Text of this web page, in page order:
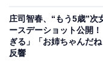
庄司智春、“もう5歳”次
ースデーショット公開
ぎる」「お姉ちゃんだ
反響